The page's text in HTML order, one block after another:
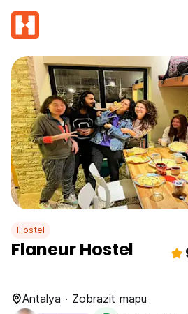
Hostel
Flaneur Hostel
Antalya · Zobrazit mapu